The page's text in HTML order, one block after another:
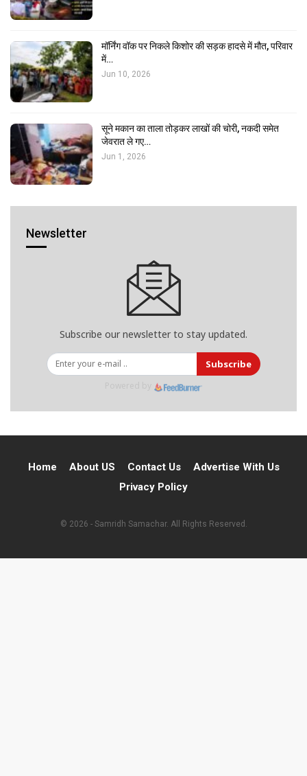
मॉर्निंग वॉक पर निकले किशोर की सड़क हादसे में मौत, परिवार
में…
Jun 10, 2026
सूने मकान का ताला तोड़कर लाखों की चोरी, नकदी समेत
जेवरात ले गए…
Jun 1, 2026
Newsletter
Subscribe our newsletter to stay updated.
Subscribe
Home About US Contact Us
Advertise With Us
Privacy Policy
© 2026 - Samridh Samachar. All Rights Reserved.